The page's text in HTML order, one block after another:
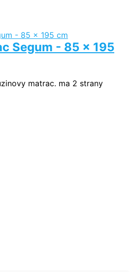
Segum - 85 x 195
matrac. ma 2 strany